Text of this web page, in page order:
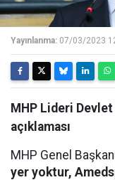
Yayınlanma: 07/03/2023
MHP Lideri
açıklaması
MHP Genel
yer yoktur,